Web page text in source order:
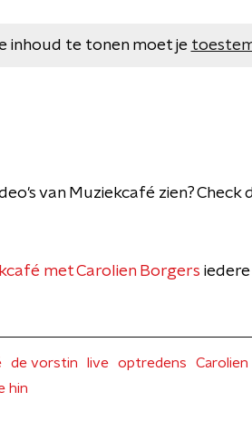
inhoud te tonen moet je
van Muziekcafé zien? Check
met Carolien Borgers
de vorstin live optredens
hin